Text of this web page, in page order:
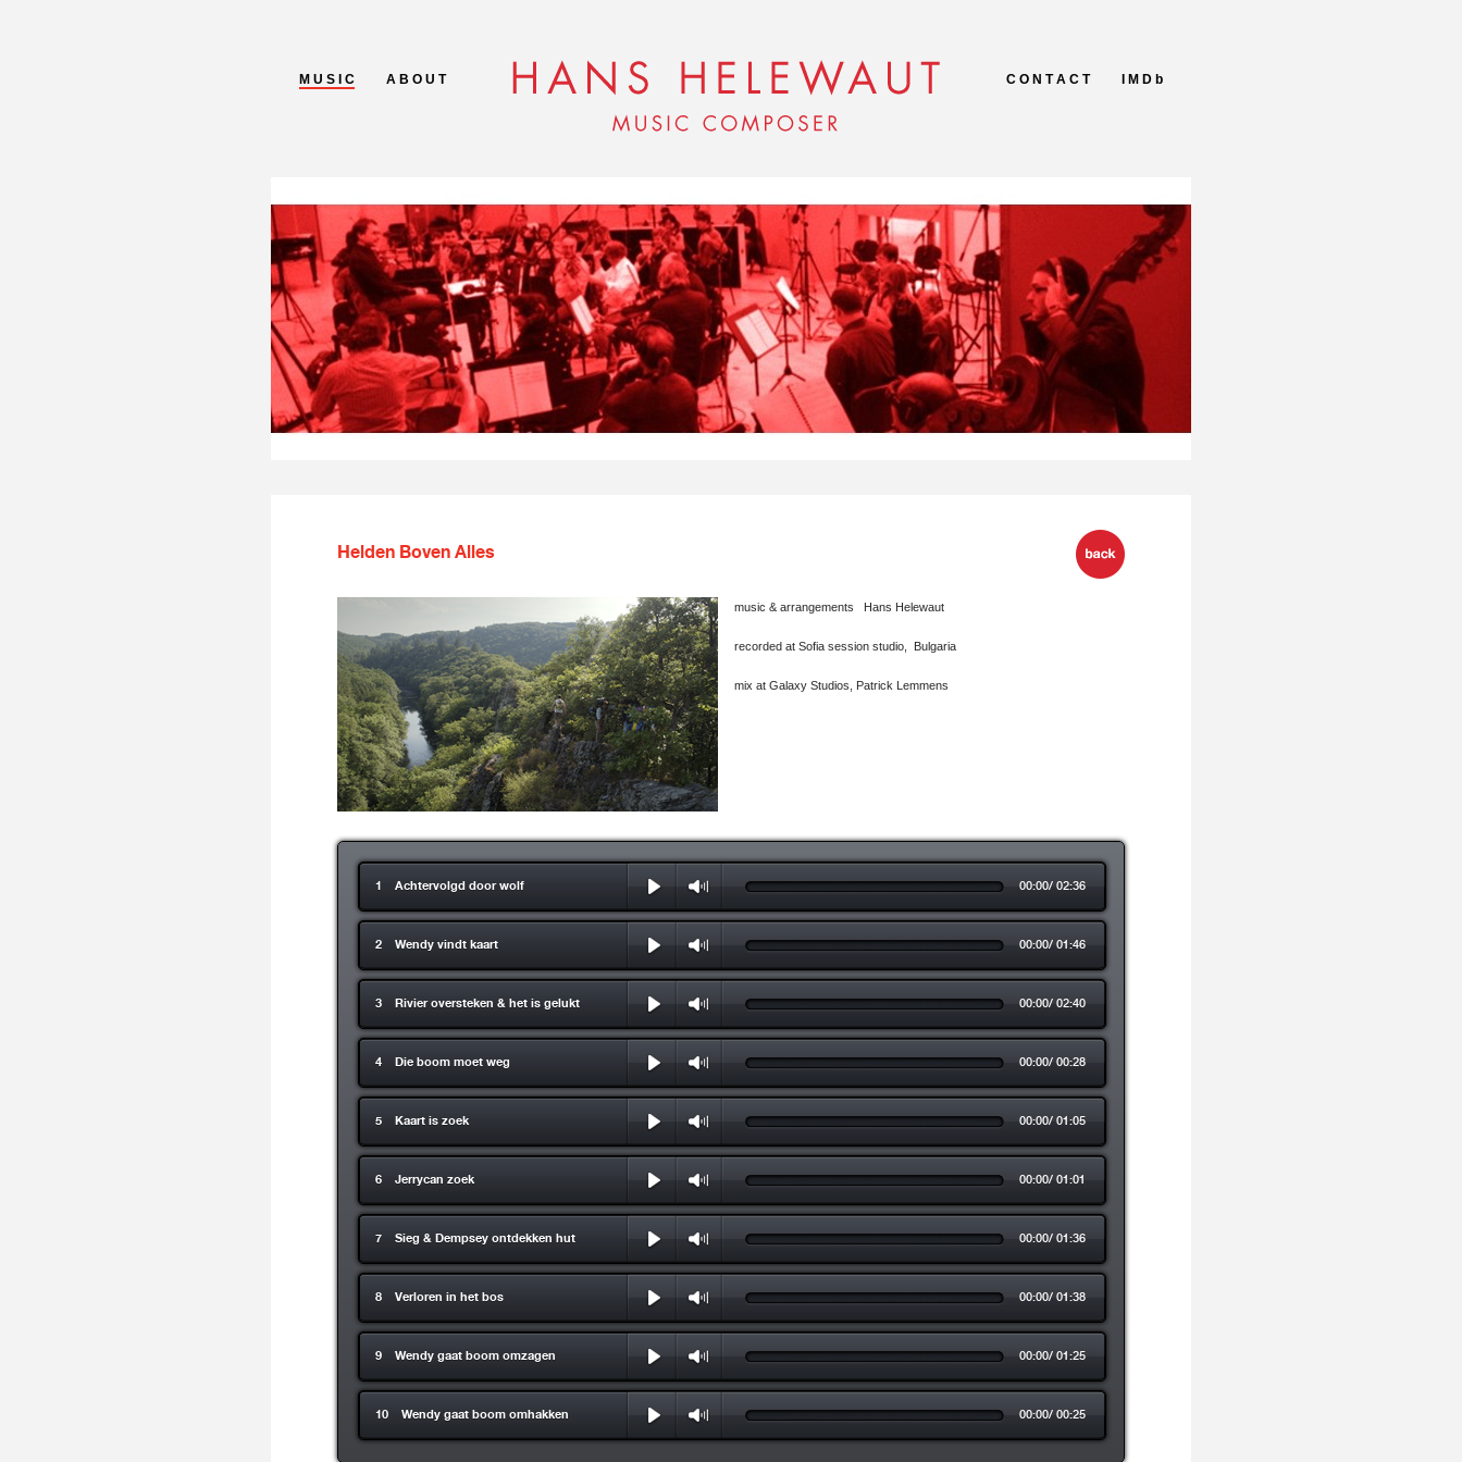
M U S I C A B O U T C O N T A C T I M D b
Helden Boven Alles
music & arrangements Hans Helewaut
recorded at Sofia session studio, Bulgaria
mix at Galaxy Studios, Patrick Lemmens
00:00/ 02:36
1 Achtervolgd door wolf
00:00/ 01:46
2 Wendy vindt kaart
00:00/ 02:40
3 Rivier oversteken & het is gelukt
00:00/ 00:28
4 Die boom moet weg
00:00/ 01:05
5 Kaart is zoek
00:00/ 01:01
6 Jerrycan zoek
00:00/ 01:36
7 Sieg & Dempsey ontdekken hut
00:00/ 01:38
8 Verloren in het bos
00:00/ 01:25
9 Wendy gaat boom omzagen
00:00/ 00:25
10 Wendy gaat boom omhakken